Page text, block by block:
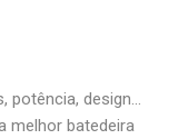
potência, design...
melhor batedeira